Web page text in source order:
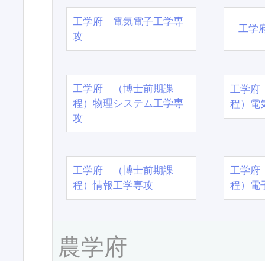
工学府 電気電子工学専
攻
工学
工学府 （博士前期課
程）物理システム工学専
攻
工学
程）電
工学府 （博士前期課
程）情報工学専攻
工学
程）電
農学府